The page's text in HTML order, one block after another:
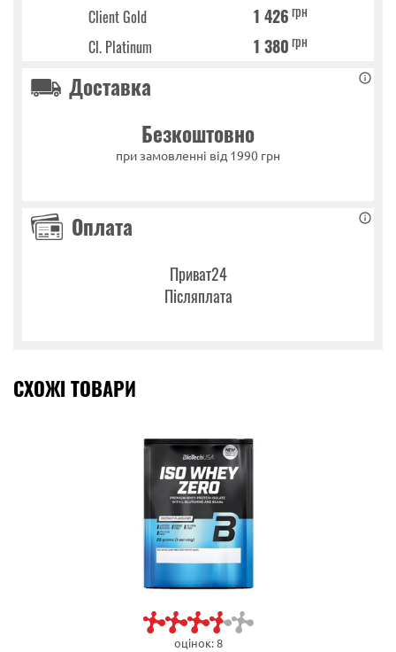
Client Gold 1 426грн
Cl. Platinum 1 380грн
Доставка
Безкоштовно
при замовленні від 1990 грн
Оплата
Приват24
Післяплата
СХОЖІ ТОВАРИ
оцінок: 8